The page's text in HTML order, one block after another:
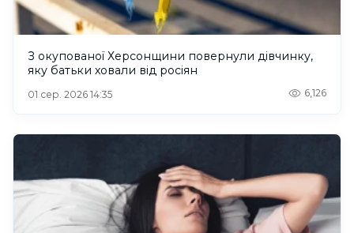
З окупованої Херсонщини повернули дівчинку,
яку батьки ховали від росіян
01 сер. 2026 14:35 6,126